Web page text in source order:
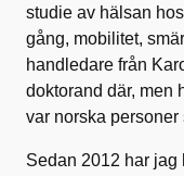
studie av hälsan
gång, mobilitet,
handledare från
doktorand där, men
var norska
Sedan 2012 har jag